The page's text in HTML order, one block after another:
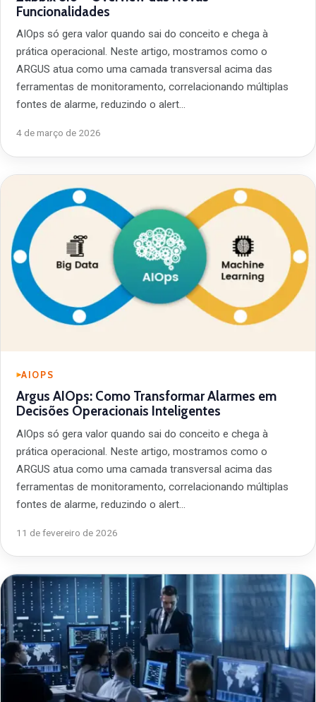
Funcionalidades
AIOps só gera valor quando sai do conceito e chega à
prática operacional. Neste artigo, mostramos como o
ARGUS atua como uma camada transversal acima das
ferramentas de monitoramento, correlacionando múltiplas
fontes de alarme, reduzindo o alert…
4 de março de 2026
AIOPS
Argus AIOps: Como Transformar Alarmes em
Decisões Operacionais Inteligentes
AIOps só gera valor quando sai do conceito e chega à
prática operacional. Neste artigo, mostramos como o
ARGUS atua como uma camada transversal acima das
ferramentas de monitoramento, correlacionando múltiplas
fontes de alarme, reduzindo o alert…
11 de fevereiro de 2026